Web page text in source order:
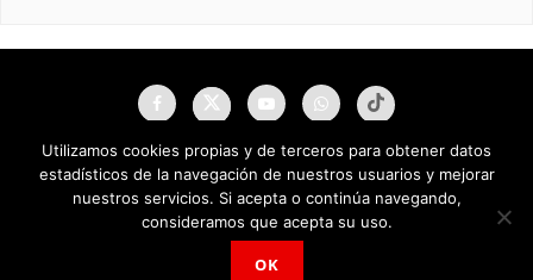
NAU Noticias A Tiempo Universales © 2025
Utilizamos cookies propias y de terceros para obtener datos
estadísticos de la navegación de nuestros usuarios y mejorar
nuestros servicios. Si acepta o continúa navegando,
consideramos que acepta su uso.
OK